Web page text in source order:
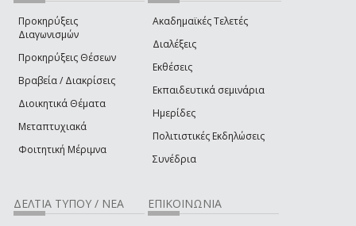
Προκηρύξεις
Διαγωνισμών
Προκηρύξεις Θέσεων
Βραβεία / Διακρίσεις
Διοικητικά Θέματα
Μεταπτυχιακά
Φοιτητική Μέριμνα
Ακαδημαϊκές Τελετές
Διαλέξεις
Εκθέσεις
Εκπαιδευτικά σεμινάρια
Ημερίδες
Πολιτιστικές Εκδηλώσεις
Συνέδρια
ΔΕΛΤΙΑ ΤΥΠΟΥ / ΝΕΑ ΕΠΙΚΟΙΝΩΝΙΑ